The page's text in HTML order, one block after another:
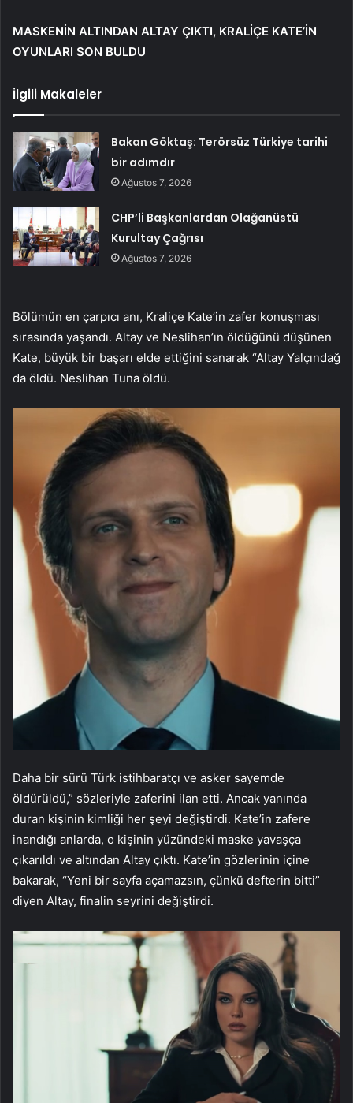
MASKENİN ALTINDAN ALTAY ÇIKTI, KRALİÇE KATE’İN
OYUNLARI SON BULDU
İlgili Makaleler
Bakan Göktaş: Terörsüz Türkiye tarihi
bir adımdır
Ağustos 7, 2026
CHP’li Başkanlardan Olağanüstü
Kurultay Çağrısı
Ağustos 7, 2026
Bölümün en çarpıcı anı, Kraliçe Kate’in zafer konuşması
sırasında yaşandı. Altay ve Neslihan’ın öldüğünü düşünen
Kate, büyük bir başarı elde ettiğini sanarak “Altay Yalçındağ
da öldü. Neslihan Tuna öldü.
Daha bir sürü Türk istihbaratçı ve asker sayemde
öldürüldü,” sözleriyle zaferini ilan etti. Ancak yanında
duran kişinin kimliği her şeyi değiştirdi. Kate’in zafere
inandığı anlarda, o kişinin yüzündeki maske yavaşça
çıkarıldı ve altından Altay çıktı. Kate’in gözlerinin içine
bakarak, “Yeni bir sayfa açamazsın, çünkü defterin bitti”
diyen Altay, finalin seyrini değiştirdi.